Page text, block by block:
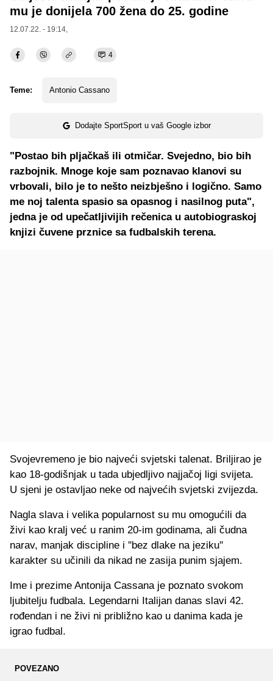
mu je donijela 700 žena do 25. godine
12.07.22. - 19:14,
4
Teme: Antonio Cassano
Dodajte SportSport u vaš Google izbor
"Postao bih pljačkaš ili otmičar. Svejedno, bio bih
razbojnik. Mnoge koje sam poznavao klanovi su
vrbovali, bilo je to nešto neizbješno i logično. Samo
me noj talenta spasio sa opasnog i nasilnog puta",
jedna je od upečatljivijih rečenica u autobiograskoj
knjizi čuvene prznice sa fudbalskih terena.
Svojevremeno je bio najveći svjetski talenat. Briljirao je
kao 18-godišnjak u tada ubjedljivo najjačoj ligi svijeta.
U sjeni je ostavljao neke od najvećih svjetski zvijezda.
Nagla slava i velika popularnost su mu omogućili da
živi kao kralj već u ranim 20-im godinama, ali čudna
narav, manjak discipline i ''bez dlake na jeziku''
karakter su učinili da nikad ne zasija punim sjajem.
Ime i prezime Antonija Cassana je poznato svokom
ljubitelju fudbala. Legendarni Italijan danas slavi 42.
rođendan i ne živi ni približno kao u danima kada je
igrao fudbal.
POVEZANO